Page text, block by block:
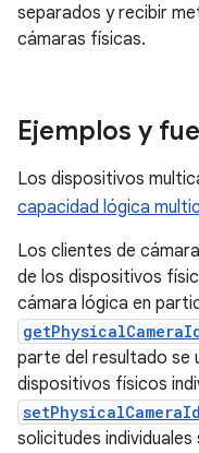
separados y recibir
cámaras físicas.
Ejemplos y
Los dispositivos
capacidad lógica
Los clientes de
de los dispositivos
cámara lógica en
parte del resultado se
dispositivos físicos
solicitudes